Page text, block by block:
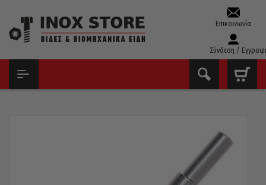
Επικοινωνία
Σύνδεση /
ΤΡΥΠΆΝΙ ΚΟΒΑΛΤΊΟΥ 5% 130° PTG ΓΕΡΜΑΝΊΑΣ ΤΟΡΝΙΡΙΣΜΈΝΟ